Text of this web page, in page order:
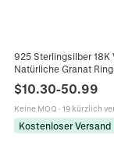
925 Sterlingsilber 18K
Natürliche Granat
Edelstein Schlange
Verstellbare Ringe
$10.30-50.99
Keine MOQ · 19 kürzlich
Kostenloser Versand